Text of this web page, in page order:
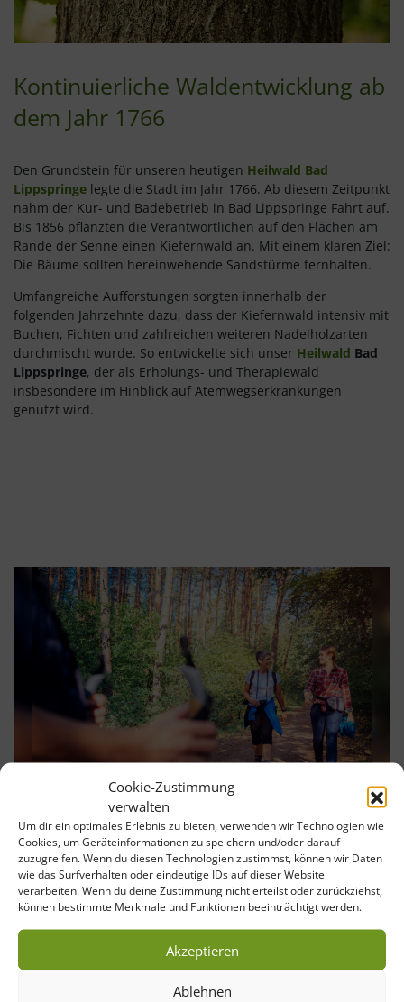
Cookie-Zustimmung
verwalten
Um dir ein optimales Erlebnis zu bieten, verwenden wir Technologien wie
Cookies, um Geräteinformationen zu speichern und/oder darauf
zuzugreifen. Wenn du diesen Technologien zustimmst, können wir Daten
wie das Surfverhalten oder eindeutige IDs auf dieser Website
verarbeiten. Wenn du deine Zustimmung nicht erteilst oder zurückziehst,
können bestimmte Merkmale und Funktionen beeinträchtigt werden.
Akzeptieren
Ablehnen
Kontinuierliche Waldentwicklung ab
dem Jahr 1766
Den Grundstein für unseren heutigen Heilwald Bad
Lippspringe legte die Stadt im Jahr 1766. Ab diesem Zeitpunkt
nahm der Kur- und Badebetrieb in Bad Lippspringe Fahrt auf.
Bis 1856 pflanzten die Verantwortlichen auf den Flächen am
Rande der Senne einen Kiefernwald an. Mit einem klaren Ziel:
Die Bäume sollten hereinwehende Sandstürme fernhalten.
Umfangreiche Aufforstungen sorgten innerhalb der
folgenden Jahrzehnte dazu, dass der Kiefernwald intensiv mit
Buchen, Fichten und zahlreichen weiteren Nadelholzarten
durchmischt wurde. So entwickelte sich unser Heilwald Bad
Lippspringe, der als Erholungs- und Therapiewald
insbesondere im Hinblick auf Atemwegserkrankungen
genutzt wird.
Neue Gesundheitsangebote im
Heilwald Bad Lippspringe
In Zusammenarbeit mit der Gartenschau und der Stadt Bad
Lippspringe bietet das Medizinische Zentrum für Gesundheit
(MZG) im Oktober erstmalig vier Gesundheitskurse im
Heilwald an. Die Klimatherapeutischen Wanderungen und
Walking-Kurse sind kostenfrei und ohne Voranmeldung zu